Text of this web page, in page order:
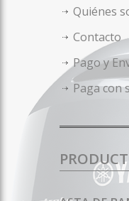
Quiénes
Contacto
Pago y
Paga con